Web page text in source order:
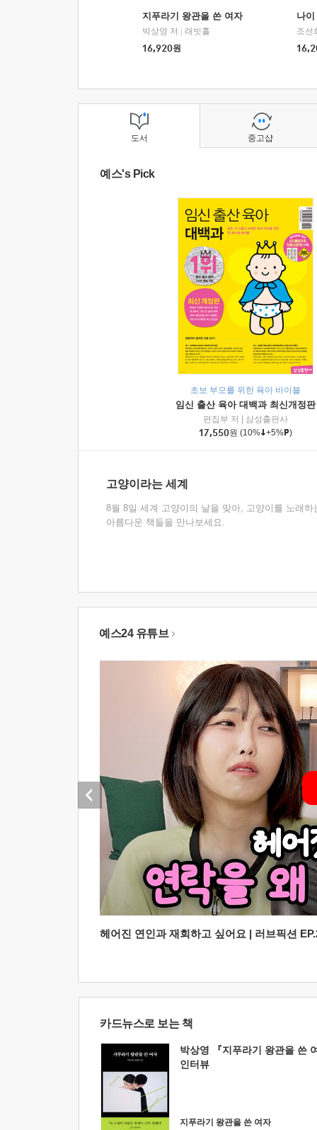
지푸라기 왕관을 쓴 여자
박상영 저
래빗홀
16,920원
나
조선
도서
예스's Pick
초보 부모를 위한 육아 바이블
임신 출산 육아 대백과 최신개정판
편집부 저
삼성출판사
17,550원 (10% +5% )
고양이라는 세계
8월 8일 세계 고양이의 날을 맞아, 고양이를 노래하
아름다운 책들을 만나보세요.
중고샵
예스24 유튜브
헤어진 연인과 재회하고 싶어요 | 러브픽션
카드뉴스로 보는 책
박상영 『지푸라기 왕관을 쓴
인터뷰
지푸라기 왕관을 쓴 여자